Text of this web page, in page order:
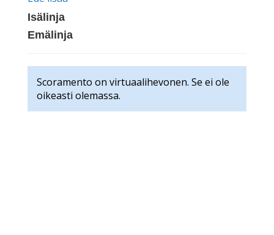
Isälinja
Emälinja
Scoramento on virtuaalihevonen. Se ei ole
oikeasti olemassa.